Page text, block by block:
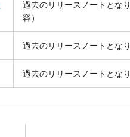
過去のリリースノートとな
容）
過去のリリースノートとな
過去のリリースノートとな